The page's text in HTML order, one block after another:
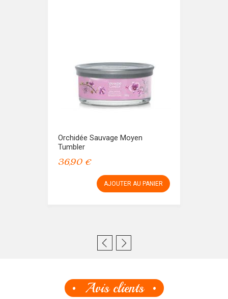
Orchidée Sauvage Moyen
Tumbler
36,90 €
AJOUTER AU PANIER
Avis clients